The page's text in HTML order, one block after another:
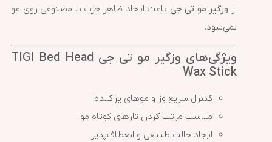
از وزگیر مو تی جی باعث ایجاد ظاهر چرب یا مصنوعی روی مو
نمی‌شود.
ویژگی‌های وزگیر مو تی جی TIGI Bed Head
Wax Stick
کنترل سریع وز و موهای پراکنده
مناسب مرتب کردن تارهای کوتاه مو
ایجاد حالت طبیعی و انعطاف‌پذیر